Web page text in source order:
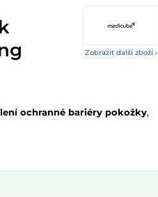
Zobrazit další zboží ›
ochranné bariéry pokožky,